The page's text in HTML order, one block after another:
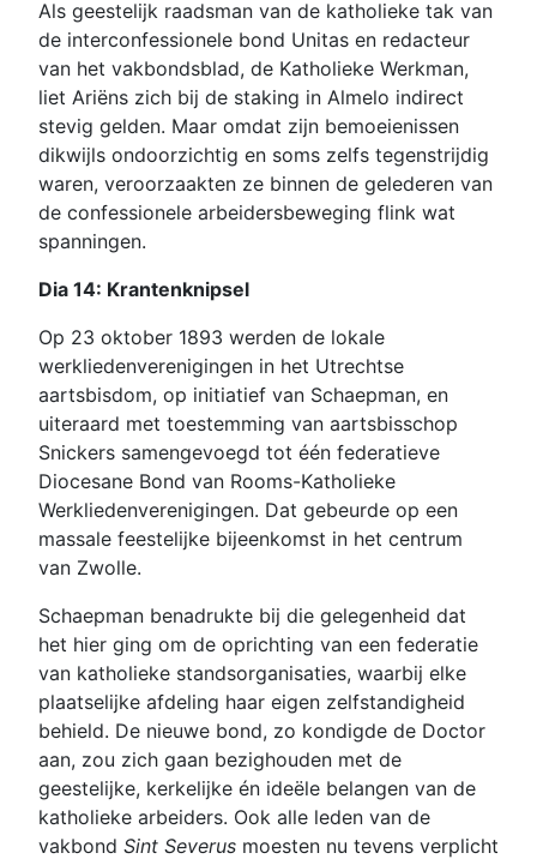
Als geestelijk raadsman van de katholieke tak van
de interconfessionele bond Unitas en redacteur
van het vakbondsblad, de Katholieke Werkman,
liet Ariëns zich bij de staking in Almelo indirect
stevig gelden. Maar omdat zijn bemoeienissen
dikwijls ondoorzichtig en soms zelfs tegenstrijdig
waren, veroorzaakten ze binnen de gelederen van
de confessionele arbeidersbeweging flink wat
spanningen.
Dia 14: Krantenknipsel
Op 23 oktober 1893 werden de lokale
werkliedenverenigingen in het Utrechtse
aartsbisdom, op initiatief van Schaepman, en
uiteraard met toestemming van aartsbisschop
Snickers samengevoegd tot één federatieve
Diocesane Bond van Rooms-Katholieke
Werkliedenverenigingen. Dat gebeurde op een
massale feestelijke bijeenkomst in het centrum
van Zwolle.
Schaepman benadrukte bij die gelegenheid dat
het hier ging om de oprichting van een federatie
van katholieke standsorganisaties, waarbij elke
plaatselijke afdeling haar eigen zelfstandigheid
behield. De nieuwe bond, zo kondigde de Doctor
aan, zou zich gaan bezighouden met de
geestelijke, kerkelijke én ideële belangen van de
katholieke arbeiders. Ook alle leden van de
vakbond Sint Severus moesten nu tevens verplicht